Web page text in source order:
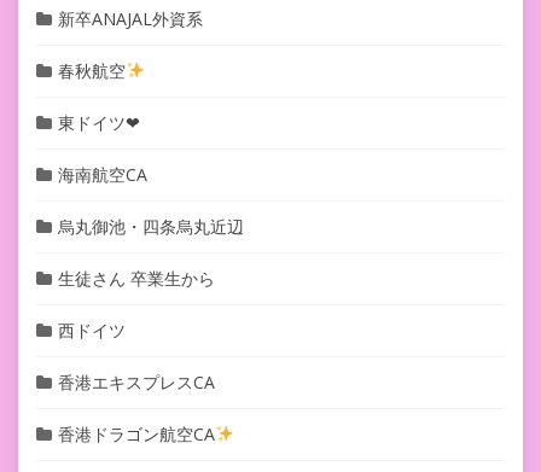
新卒ANAJAL外資系
春秋航空
東ドイツ❤︎
海南航空CA
烏丸御池・四条烏丸近辺
生徒さん 卒業生から
西ドイツ
香港エキスプレスCA
香港ドラゴン航空CA